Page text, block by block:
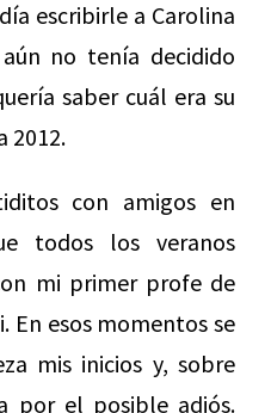
escribirle a Carolina
no tenía decidido
saber cuál era su
2012.
con amigos en
todos los veranos
mi primer profe de
En esos momentos se
mis inicios y, sobre
por el posible adiós.